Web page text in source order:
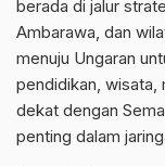
berada di jalur
Ambarawa, dan
menuju Ungaran
pendidikan, wisata,
dekat dengan
penting dalam